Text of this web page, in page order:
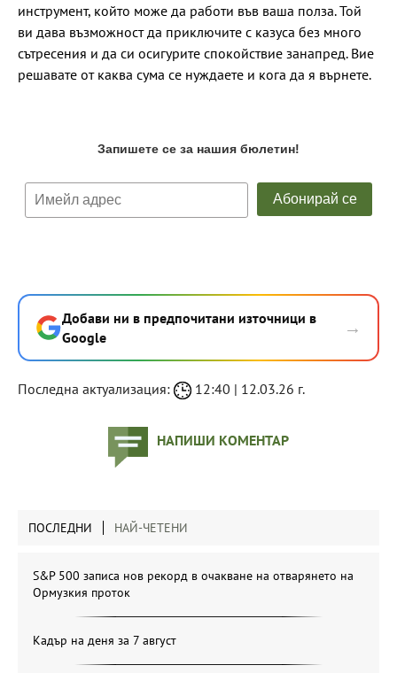
инструмент, който може да работи във ваша полза. Той
ви дава възможност да приключите с казуса без много
сътресения и да си осигурите спокойствие занапред. Вие
решавате от каква сума се нуждаете и кога да я върнете.
Добави ни в предпочитани източници в
Google
→
Последна актуализация: 12:40 | 12.03.26 г.
НАПИШИ КОМЕНТАР
ПОСЛЕДНИ НАЙ-ЧЕТЕНИ
S&P 500 записа нов рекорд в очакване на отварянето на
Ормузкия проток
Кадър на деня за 7 август